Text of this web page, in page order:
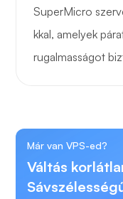
SuperMicro
kkal, amelyek
rugalmasságot
Már van VPS-ed?
Váltás